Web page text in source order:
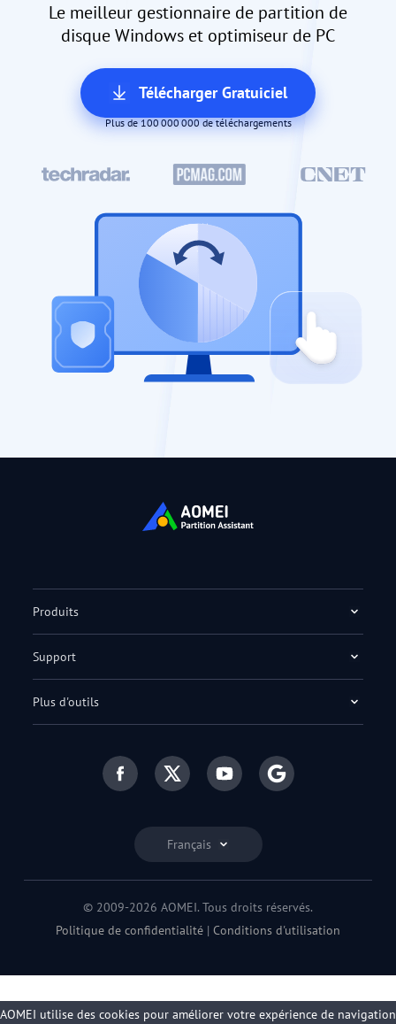
Le meilleur gestionnaire de partition de
disque Windows et optimiseur de PC
Télécharger Gratuiciel
Plus de 100 000 000 de téléchargements
Français
Produits
Support
Plus d'outils
© 2009-2026 AOMEI. Tous droits réservés.
Politique de confidentialité | Conditions d'utilisation
AOMEI utilise des cookies pour améliorer votre expérience de navigation